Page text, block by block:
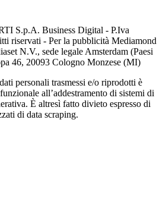
S.p.A. Business Digital - P.Iva
riservati - Per la pubblicità Mediamond
N.V., sede legale Amsterdam (Paesi
46, 20093 Cologno Monzese (MI)
personali trasmessi e/o riprodotti è
all’addestramento di sistemi di
È altresì fatto divieto espresso di
di data scraping.